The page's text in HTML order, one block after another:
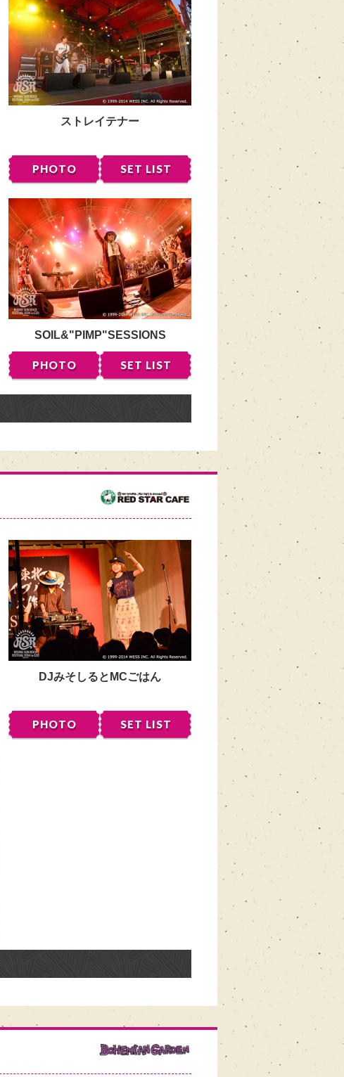
ストレイテナー
PHOTO SET LIST
SOIL&"PIMP"SESSIONS
PHOTO SET LIST
DJみそしるとMCごはん
PHOTO SET LIST